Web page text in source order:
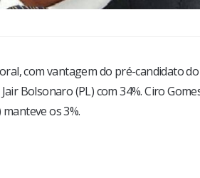
com vantagem do pré-candidato
Bolsonaro (PL) com 34%. Ciro
os 3%.